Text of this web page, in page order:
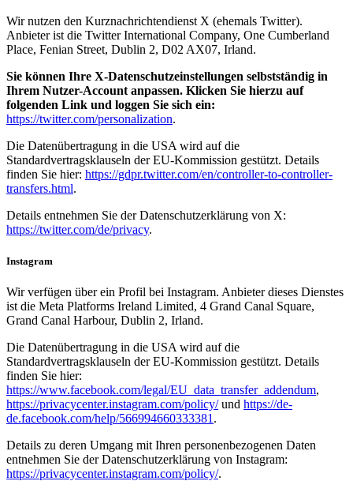
Wir nutzen den Kurznachrichtendienst X (ehemals Twitter).
Anbieter ist die Twitter International Company, One Cumberland
Place, Fenian Street, Dublin 2, D02 AX07, Irland.
Sie können Ihre X-Datenschutzeinstellungen selbstständig in
Ihrem Nutzer-Account anpassen. Klicken Sie hierzu auf
folgenden Link und loggen Sie sich ein:
https://twitter.com/personalization.
Die Datenübertragung in die USA wird auf die
Standardvertragsklauseln der EU-Kommission gestützt. Details
finden Sie hier: https://gdpr.twitter.com/en/controller-to-controller-
transfers.html.
Details entnehmen Sie der Datenschutzerklärung von X:
https://twitter.com/de/privacy.
Instagram
Wir verfügen über ein Profil bei Instagram. Anbieter dieses Dienstes
ist die Meta Platforms Ireland Limited, 4 Grand Canal Square,
Grand Canal Harbour, Dublin 2, Irland.
Die Datenübertragung in die USA wird auf die
Standardvertragsklauseln der EU-Kommission gestützt. Details
finden Sie hier:
https://www.facebook.com/legal/EU_data_transfer_addendum,
https://privacycenter.instagram.com/policy/und https://de-
de.facebook.com/help/566994660333381 .
Details zu deren Umgang mit Ihren personenbezogenen Daten
entnehmen Sie der Datenschutzerklärung von Instagram:
https://privacycenter.instagram.com/policy/.